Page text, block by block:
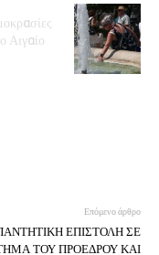
Αιγαίο
Επόμενο άρθρο
ΕΠΙΣΤΟΛΗ ΣΕ
ΤΟΥ ΠΡΟΕΔΡΟΥ ΚΑΙ